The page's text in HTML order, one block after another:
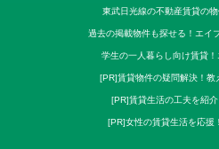
東武日光線の不動産賃貸の
過去の掲載物件も探せる！エイ
学生の一人暮らし向け賃貸
[PR]賃貸物件の疑問解決！教
[PR]賃貸生活の工夫を紹
[PR]女性の賃貸生活を応援